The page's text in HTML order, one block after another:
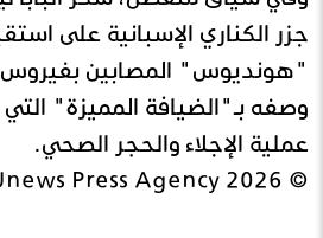
جزر الكناري الإسبانية على
"هونديوس" المصابين بفيروس
وصفه بـ"الضيافة المميزة"
عملية الإجلاء والحجر الصحي.
© Unews Press Agency 2026